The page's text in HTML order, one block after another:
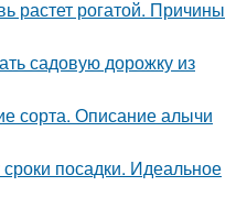
растет рогатой. Причины
садовую дорожку из
сорта. Описание алычи
посадки. Идеальное